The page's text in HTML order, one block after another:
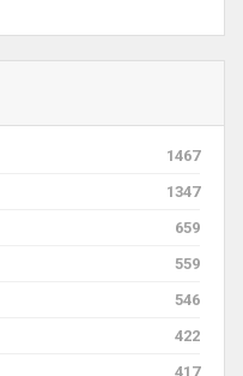
1467
1347
659
559
546
422
417